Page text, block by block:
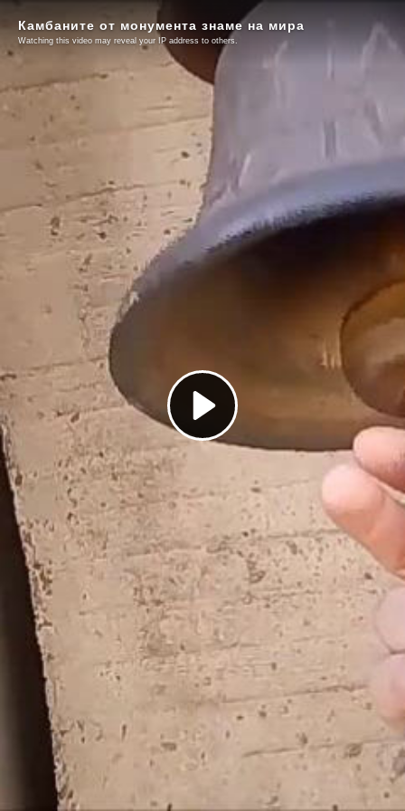
Play
Video
Камбаните от монумента знаме на мира
Watching this video may reveal your IP address to others.